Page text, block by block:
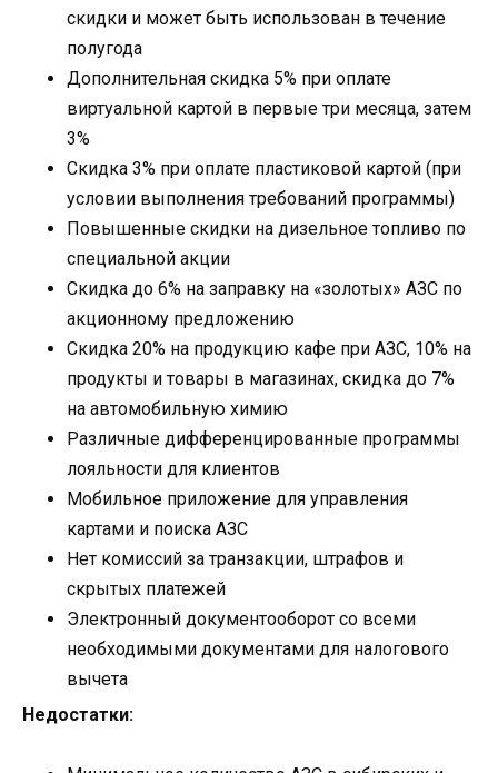
скидки и может быть использован в течение
полугода
Дополнительная скидка 5% при оплате
виртуальной картой в первые три месяца, затем
3%
Скидка 3% при оплате пластиковой картой (при
условии выполнения требований программы)
Повышенные скидки на дизельное топливо по
специальной акции
Скидка до 6% на заправку на «золотых» АЗС по
акционному предложению
Скидка 20% на продукцию кафе при АЗС, 10% на
продукты и товары в магазинах, скидка до 7%
на автомобильную химию
Различные дифференцированные программы
лояльности для клиентов
Мобильное приложение для управления
картами и поиска АЗС
Нет комиссий за транзакции, штрафов и
скрытых платежей
Электронный документооборот со всеми
необходимыми документами для налогового
вычета
Недостатки: